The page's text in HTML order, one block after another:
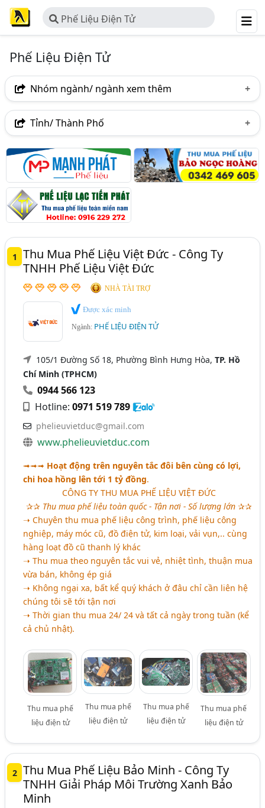
Phế Liệu Điện Tử
Phế Liệu Điện Tử
Nhóm ngành/ ngành xem thêm
Ngành nghề
Ngành xem thêm
Phế Liệu - Thu Mua Phế Liệu (1043)
Tỉnh/ Thành Phố
Hà Nội TP. Hồ Chí Minh (TPHCM)
Đồng Nai
Bình Dương
Bắc Ninh
Bình Phước
Hưng Yên
TP. Cần Thơ
1
Thu Mua Phế Liệu Việt Đức - Công Ty
TNHH Phế Liệu Việt Đức
NHÀ TÀI TRỢ
Được xác minh
Ngành: PHẾ LIỆU ĐIỆN TỬ
105/1 Đường Số 18, Phường Bình Hưng Hòa,TP. Hồ
Chí Minh (TPHCM)
0944 566 123
Hotline:0971 519 789
phelieuvietduc@gmail.com
www.phelieuvietduc.com
➟➟➟ Hoạt động trên nguyên tắc đôi bên cùng có lợi,
chi hoa hồng lên tới 1 tỷ đồng.
CÔNG TY THU MUA PHẾ LIỆU VIỆT ĐỨC
✰✰ Thu mua phế liệu toàn quốc - Tận nơi - Số lượng lớn ✰✰
➝ Chuyên thu mua phế liệu công trình, phế liệu công
nghiệp, máy móc cũ, đồ điện tử, kim loại, vải vụn,.. cùng
hàng loạt đồ cũ thanh lý khác
➝ Thu mua theo nguyên tắc vui vẻ, nhiệt tình, thuận mua
vừa bán, không ép giá
➝ Không ngại xa, bất kể quý khách ở đâu chỉ cần liên hệ
chúng tôi sẽ tới tận nơi
➝ Thời gian thu mua 24/ 24 và tất cả ngày trong tuần (kể
cả chủ nhật).
Thu mua phế
liệu điện tử
Thu mua phế
liệu điện tử
Thu mua phế
liệu điện tử
Thu mua phế
liệu điện tử
2 Thu Mua Phế Liệu Bảo Minh - Công Ty
TNHH Giải Pháp Môi Trường Xanh Bảo
Minh